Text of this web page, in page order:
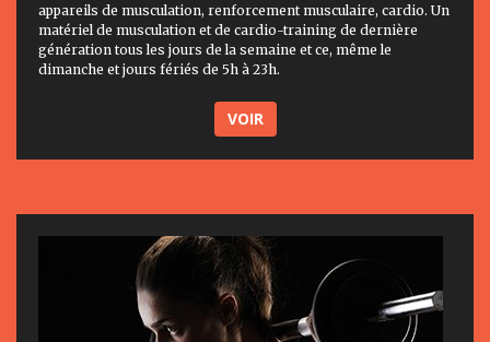
appareils de musculation, renforcement musculaire, cardio. Un
matériel de musculation et de cardio-training de dernière
génération tous les jours de la semaine et ce, même le
dimanche et jours fériés de 5h à 23h.
VOIR